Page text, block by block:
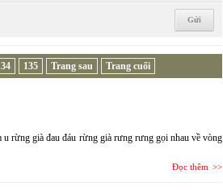
135 Trang sau Trang cuối
rừng già đau đáu rừng già rưng rưng gọi nhau về vòng
Đọc thêm